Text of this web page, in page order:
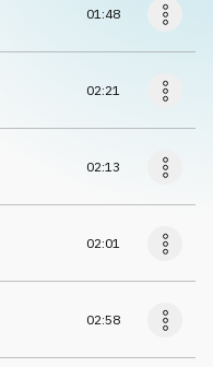
01:48
02:21
02:13
02:01
02:58